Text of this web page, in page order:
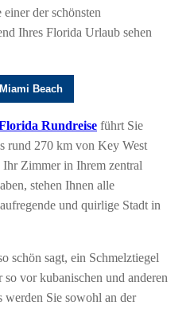
der schönsten
Ihres Florida Urlaub sehen
Beach
Rundreise führt Sie
rund 270 km von Key West
Zimmer in Ihrem zentral
stehen Ihnen alle
und quirlige Stadt in
schön sagt, ein Schmelztiegel
vor kubanischen und anderen
werden Sie sowohl an der